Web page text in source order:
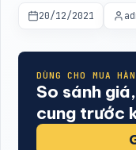
20/12/2021
DÙNG CHO MUA
So sánh
cung trước